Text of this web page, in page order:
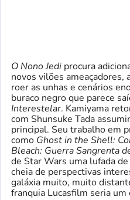
O Nono Jedi procura
novos vilões ameaçadores,
roer as unhas e cenários
buraco negro que parece
Interestelar. Kamiyama
com Shunsuke Tada
principal. Seu trabalho em
como Ghost in the Shell:
Bleach: Guerra Sangrenta
de Star Wars uma lufada
cheia de perspectivas
galáxia muito, muito
franquia Lucasfilm seria um